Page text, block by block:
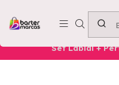
Emprende con
Nuestros
Set Labial +